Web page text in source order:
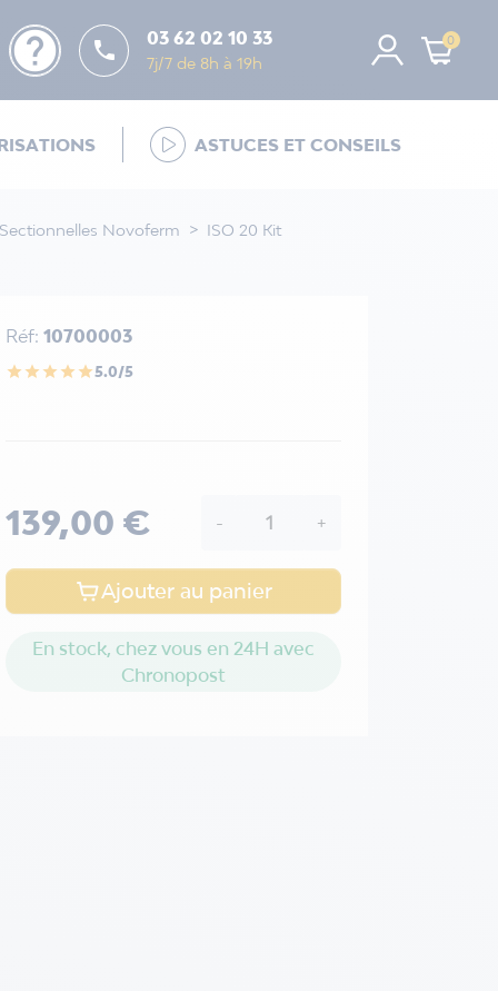
help  03 62 02 10 33
7j/7 de 8h à 19h
0
ASTUCES ET CONSEILS
Novoferm ISO 20 Kit
Réf: 10700003
star star star star star5.0/5
139,00 € - +
Ajouter au panier
En stock, chez vous en 24H avec
Chronopost